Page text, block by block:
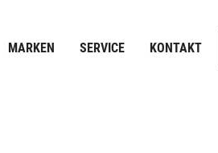
MARKEN SERVICE KONTAKT